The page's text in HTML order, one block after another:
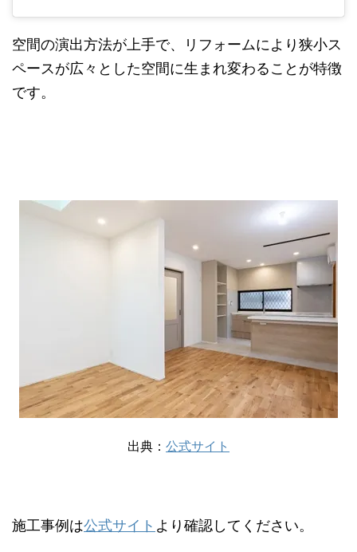
空間の演出方法が上手で、リフォームにより狭小ス
ペースが広々とした空間に生まれ変わることが特徴
です。
出典： 公式サイト
施工事例は公式サイト より確認してください。